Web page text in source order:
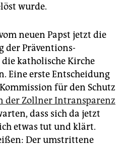
wurde.
neuen Papst jetzt die
der Präventions-
katholische Kirche
Eine erste Entscheidung
für den Schutz
der Zollner Intransparenz
dass sich da jetzt
etwas tut und klärt.
Der umstrittene